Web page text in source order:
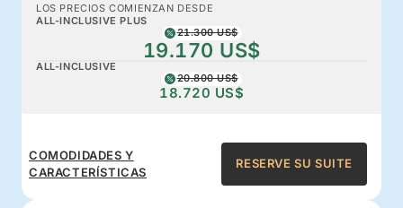
LOS PRECIOS COMIENZAN DESDE
ALL-INCLUSIVE PLUS
21.300 US$
19.170 US$
ALL-INCLUSIVE
20.800 US$
18.720 US$
COMODIDADES Y
CARACTERÍSTICAS
RESERVE SU SUITE